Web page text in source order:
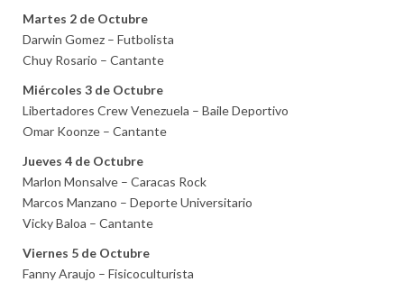
Martes 2 de Octubre
Darwin Gomez – Futbolista
Chuy Rosario – Cantante
Miércoles 3 de Octubre
Libertadores Crew Venezuela – Baile Deportivo
Omar Koonze – Cantante
Jueves 4 de Octubre
Marlon Monsalve – Caracas Rock
Marcos Manzano – Deporte Universitario
Vicky Baloa – Cantante
Viernes 5 de Octubre
Fanny Araujo – Fisicoculturista